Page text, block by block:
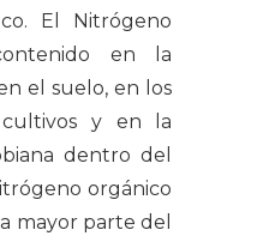
El Nitrógeno
en la
el suelo, en los
y en la
dentro del
orgánico
mayor parte del